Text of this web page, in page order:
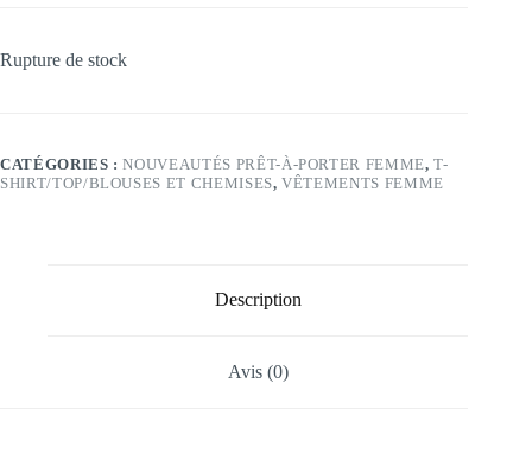
Rupture de stock
CATÉGORIES :NOUVEAUTÉS PRÊT-À-PORTER FEMME,T-
SHIRT/TOP/BLOUSES ET CHEMISES,VÊTEMENTS FEMME
Description
Avis (0)